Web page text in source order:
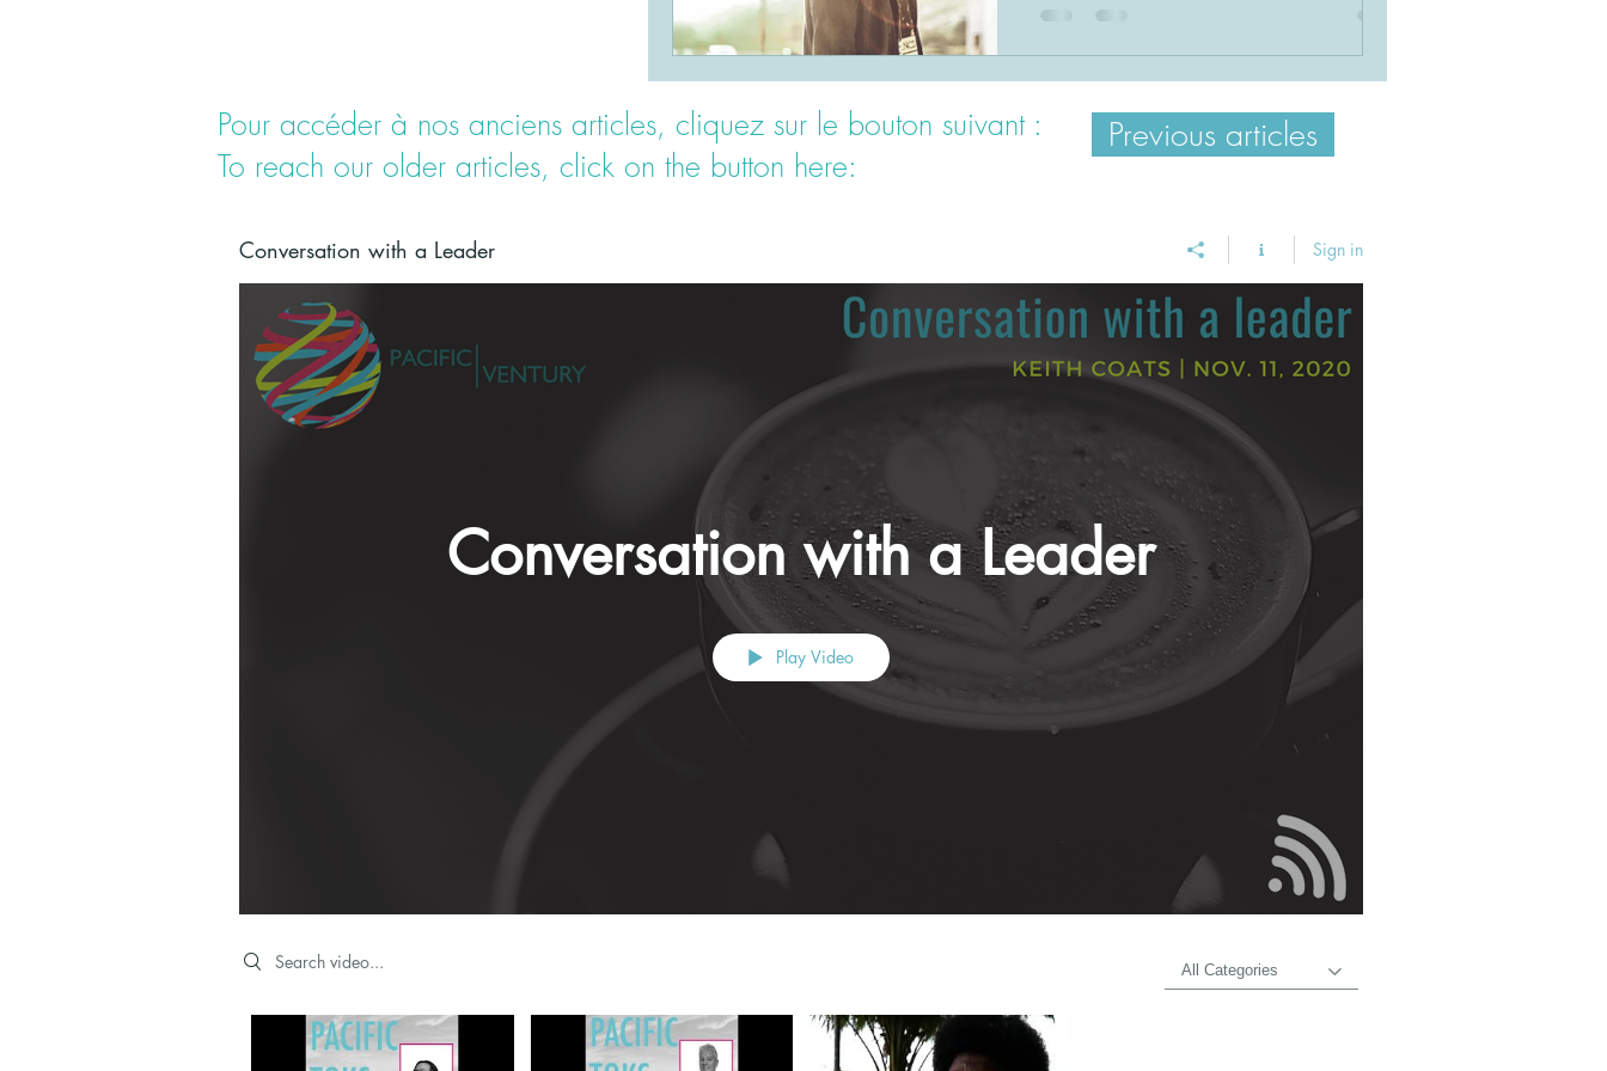
le 1er janvier comme le début d’une
nouvelle décennie, et...
Pour accéder à nos anciens articles, cliquez sur le bouton suivant :
To reach our older articles, click on the button here:
Previous articles
Conversation with a Leader Sign in
Conversation with a Leader
Play Video
Search videos
All Categories